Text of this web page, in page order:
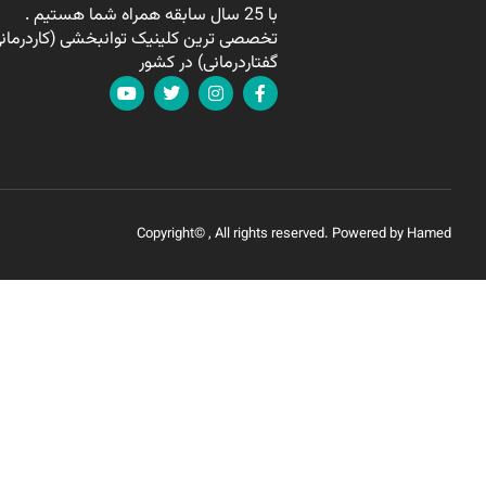
با 25 سال سابقه همراه شما هستیم .
تخصصی ترین کلینیک توانبخشی
گفتاردرمانی) در کشور
Copyright© , All rights reserved. Powered by Hamed